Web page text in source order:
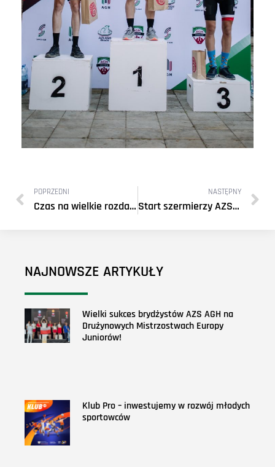
POPRZEDNI
Czas na wielkie rozdanie!
NASTĘPNY
Start szermierzy AZS AGH Kraków
NAJNOWSZE ARTYKUŁY
Wielki sukces brydżystów AZS AGH na
Drużynowych Mistrzostwach Europy
Juniorów!
Klub Pro – inwestujemy w rozwój młodych
sportowców